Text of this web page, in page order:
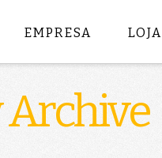
EMPRESA LOJA
Archive